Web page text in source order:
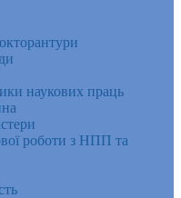
наукових праць
роботи з НПП та